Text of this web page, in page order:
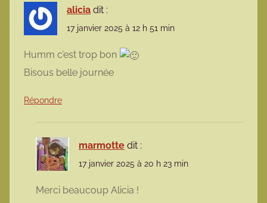
alicia dit :
17 janvier 2025 à 12 h 51 min
Humm c’est trop bon
Bisous belle journée
Répondre
marmotte dit :
17 janvier 2025 à 20 h 23 min
Merci beaucoup Alicia !